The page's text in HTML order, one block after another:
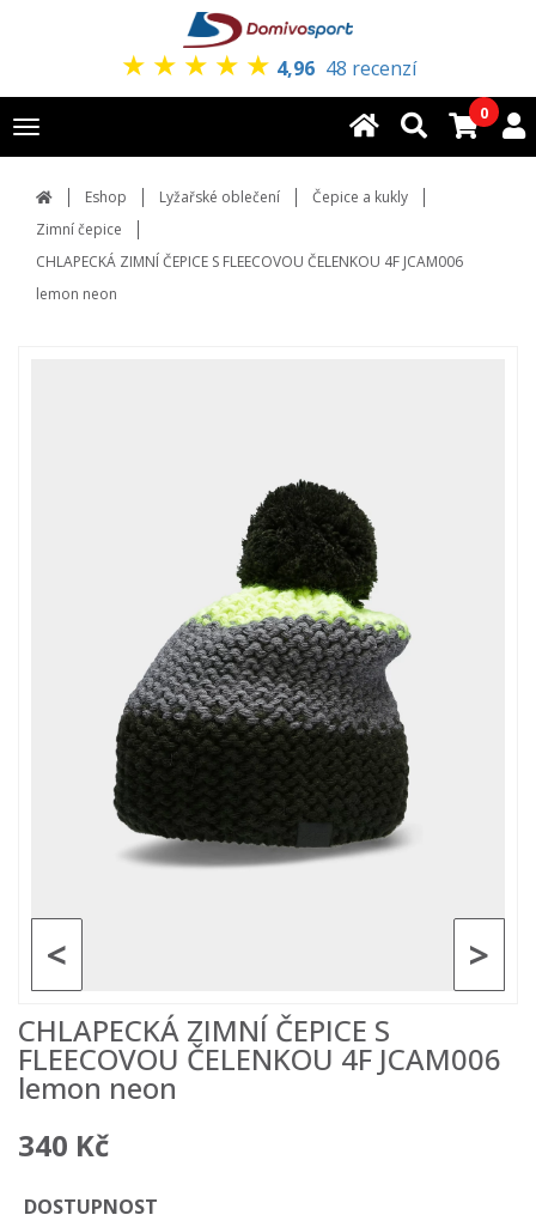
★ ★ ★ ★ ★ 4,96 48 recenzí
Toggle
navigation
0
Eshop Lyžařské oblečení
Čepice a kukly
Zimní čepice
CHLAPECKÁ ZIMNÍ ČEPICE S FLEECOVOU ČELENKOU 4F JCAM006
lemon neon
>
<
CHLAPECKÁ ZIMNÍ ČEPICE S
FLEECOVOU ČELENKOU 4F JCAM006
lemon neon
340 Kč
DOSTUPNOST